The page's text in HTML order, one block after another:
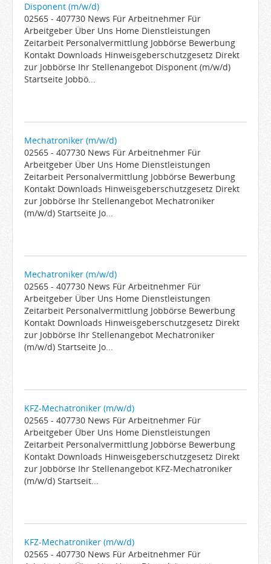
Disponent (m/w/d)
02565 - 407730 News Für Arbeitnehmer Für
Arbeitgeber Über Uns Home Dienstleistungen
Zeitarbeit Personalvermittlung Jobbörse Bewerbung
Kontakt Downloads Hinweisgeberschutzgesetz Direkt
zur Jobbörse Ihr Stellenangebot Disponent (m/w/d)
Startseite Jobbö...
Mechatroniker (m/w/d)
02565 - 407730 News Für Arbeitnehmer Für
Arbeitgeber Über Uns Home Dienstleistungen
Zeitarbeit Personalvermittlung Jobbörse Bewerbung
Kontakt Downloads Hinweisgeberschutzgesetz Direkt
zur Jobbörse Ihr Stellenangebot Mechatroniker
(m/w/d) Startseite Jo...
Mechatroniker (m/w/d)
02565 - 407730 News Für Arbeitnehmer Für
Arbeitgeber Über Uns Home Dienstleistungen
Zeitarbeit Personalvermittlung Jobbörse Bewerbung
Kontakt Downloads Hinweisgeberschutzgesetz Direkt
zur Jobbörse Ihr Stellenangebot Mechatroniker
(m/w/d) Startseite Jo...
KFZ-Mechatroniker (m/w/d)
02565 - 407730 News Für Arbeitnehmer Für
Arbeitgeber Über Uns Home Dienstleistungen
Zeitarbeit Personalvermittlung Jobbörse Bewerbung
Kontakt Downloads Hinweisgeberschutzgesetz Direkt
zur Jobbörse Ihr Stellenangebot KFZ-Mechatroniker
(m/w/d) Startseit...
KFZ-Mechatroniker (m/w/d)
02565 - 407730 News Für Arbeitnehmer Für